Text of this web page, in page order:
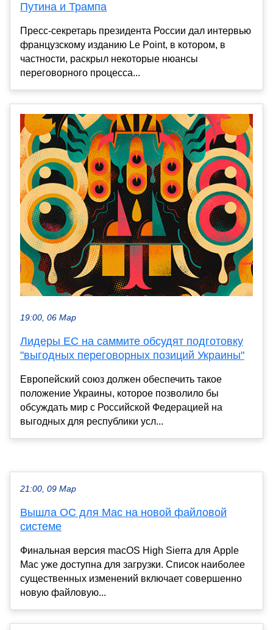
Путина и Трампа
Пресс-секретарь президента России дал интервью
французскому изданию Le Point, в котором, в
частности, раскрыл некоторые нюансы
переговорного процесса...
19:00, 06 Мар
Лидеры ЕС на саммите обсудят подготовку
"выгодных переговорных позиций Украины"
Европейский союз должен обеспечить такое
положение Украины, которое позволило бы
обсуждать мир с Российской Федерацией на
выгодных для республики усл...
21:00, 09 Мар
Вышла ОС для Mac на новой файловой
системе
Финальная версия macOS High Sierra для Apple
Mac уже доступна для загрузки. Список наиболее
существенных изменений включает совершенно
новую файловую...